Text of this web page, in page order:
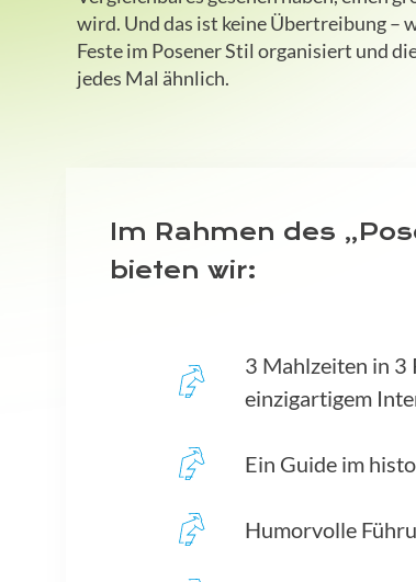
wird. Und das ist keine Übertreibung –
Feste im Posener Stil organisiert und
jedes Mal ähnlich.
Im Rahmen des
bieten wir:
3 Mahlzeiten in 3
einzigartigem
Ein Guide im
Humorvolle